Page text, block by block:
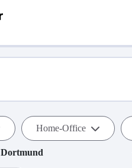
Home-Office
Dortmund